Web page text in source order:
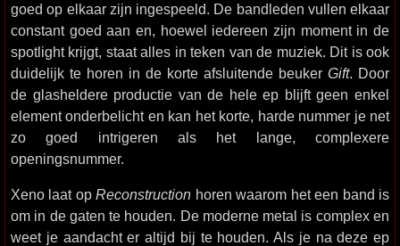
goed op elkaar zijn ingespeeld. De bandleden vullen elkaar
constant goed aan en, hoewel iedereen zijn moment in de
spotlight krijgt, staat alles in teken van de muziek. Dit is ook
duidelijk te horen in de korte afsluitende beuker Gift. Door
de glasheldere productie van de hele ep blijft geen enkel
element onderbelicht en kan het korte, harde nummer je net
zo goed intrigeren als het lange, complexere
openingsnummer.
Xeno laat opReconstruction horen waarom het een band is
om in de gaten te houden. De moderne metal is complex en
weet je aandacht er altijd bij te houden. Als je na deze ep